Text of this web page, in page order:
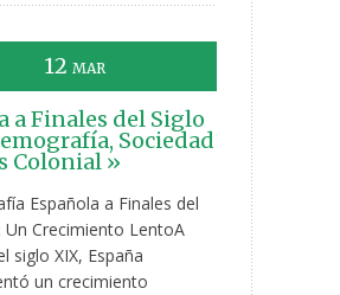
12 MAR
a Finales del Siglo
Sociedad
Colonial »
Española a Finales del
Un Crecimiento LentoA
siglo XIX, España
un crecimiento